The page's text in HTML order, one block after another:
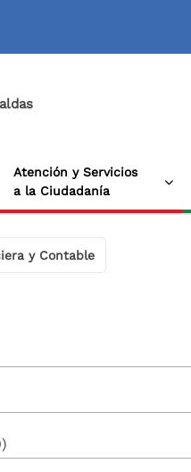
Atención y Servicios
a la Ciudadanía
y Contable